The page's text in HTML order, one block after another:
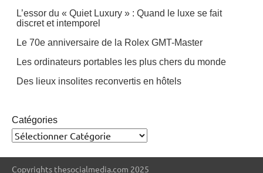
L’essor du « Quiet Luxury » : Quand le luxe se fait
discret et intemporel
Le 70e anniversaire de la Rolex GMT-Master
Les ordinateurs portables les plus chers du monde
Des lieux insolites reconvertis en hôtels
Catégories
Copyrights thesocialmedia.com 2025